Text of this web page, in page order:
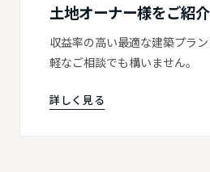
土地オーナー様をご紹
収益率の高い最適な建築プラ
軽なご相談でも構いません。
詳しく見る